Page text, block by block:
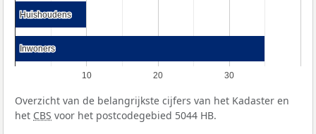
10 20 30
Huishoudens
Huishoudens
Inwoners
Inwoners
Overzicht van de belangrijkste cijfers van het Kadaster en
het CBS voor het postcodegebied 5044 HB.